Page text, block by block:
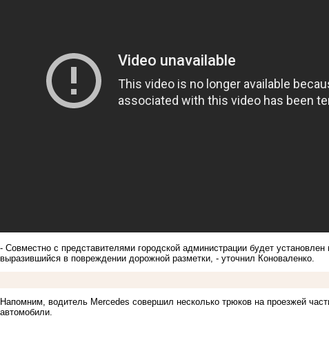
- Совместно с представителями городской администрации будет
выразившийся в повреждении дорожной разметки, - уточнил Коноваленко.
Напомним, водитель Mercedes совершил несколько трюков на проезжей
автомобили.